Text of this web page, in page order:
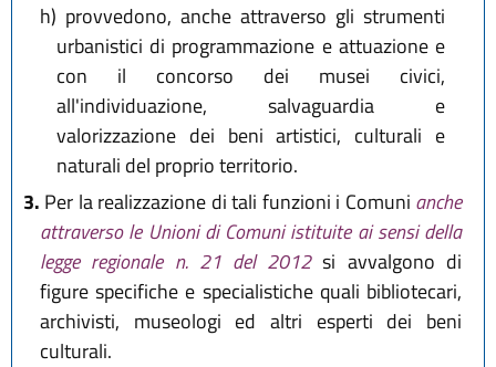
h) provvedono, anche attraverso gli strumenti
urbanistici di programmazione e attuazione e
con il concorso dei musei civici,
all'individuazione, salvaguardia e
valorizzazione dei beni artistici, culturali e
naturali del proprio territorio.
3. Per la realizzazione di tali funzioni i Comuni anche
attraverso le Unioni di Comuni istituite ai sensi della
legge regionale n. 21 del 2012 si avvalgono di
figure specifiche e specialistiche quali bibliotecari,
archivisti, museologi ed altri esperti dei beni
culturali.